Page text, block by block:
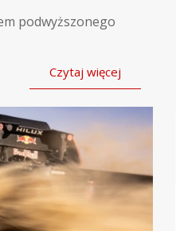
podwyższonego
Czytaj więcej